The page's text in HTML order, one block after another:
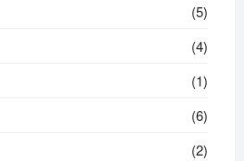
(5)
(4)
(1)
(6)
(2)